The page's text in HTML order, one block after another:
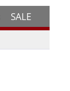
SALE